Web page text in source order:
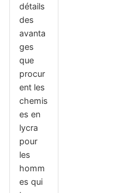
détails
des
avanta
ges
que
procur
ent les
chemis
es en
lycra
pour
les
homm
es qui